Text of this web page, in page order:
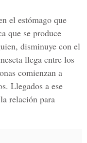
el estómago que
que se produce
disminuye con el
llega entre los
comienzan a
Llegados a ese
relación para